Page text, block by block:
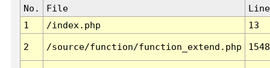
No. File
Line
1
/index.php 13
2 /source/function/function_extend.php 1548